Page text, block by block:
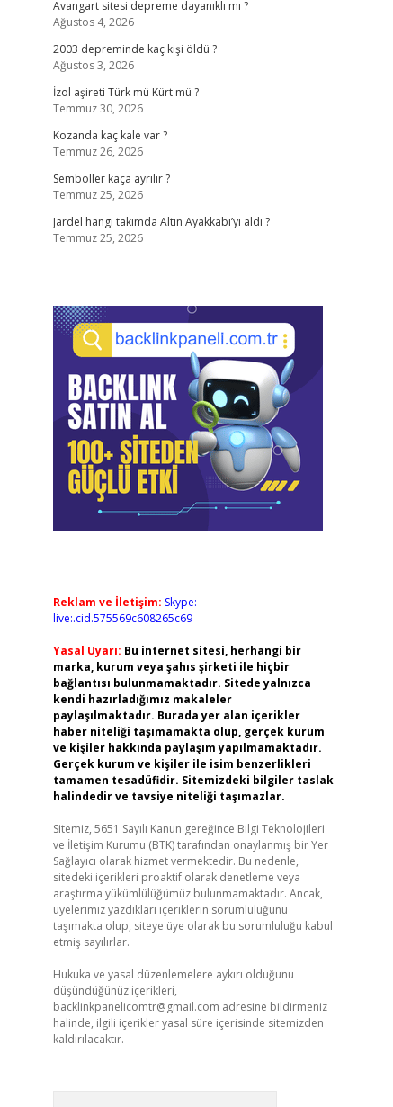
Avangart sitesi depreme dayanıklı mı ?
Ağustos 4, 2026
2003 depreminde kaç kişi öldü ?
Ağustos 3, 2026
İzol aşireti Türk mü Kürt mü ?
Temmuz 30, 2026
Kozanda kaç kale var ?
Temmuz 26, 2026
Semboller kaça ayrılır ?
Temmuz 25, 2026
Jardel hangi takımda Altın Ayakkabı’yı aldı ?
Temmuz 25, 2026
Reklam ve İletişim: Skype:
live:.cid.575569c608265c69
Yasal Uyarı: Bu internet sitesi, herhangi bir
marka, kurum veya şahıs şirketi ile hiçbir
bağlantısı bulunmamaktadır. Sitede yalnızca
kendi hazırladığımız makaleler
paylaşılmaktadır. Burada yer alan içerikler
haber niteliği taşımamakta olup, gerçek kurum
ve kişiler hakkında paylaşım yapılmamaktadır.
Gerçek kurum ve kişiler ile isim benzerlikleri
tamamen tesadüfidir. Sitemizdeki bilgiler taslak
halindedir ve tavsiye niteliği taşımazlar.
Sitemiz, 5651 Sayılı Kanun gereğince Bilgi Teknolojileri
ve İletişim Kurumu (BTK) tarafından onaylanmış bir Yer
Sağlayıcı olarak hizmet vermektedir. Bu nedenle,
sitedeki içerikleri proaktif olarak denetleme veya
araştırma yükümlülüğümüz bulunmamaktadır. Ancak,
üyelerimiz yazdıkları içeriklerin sorumluluğunu
taşımakta olup, siteye üye olarak bu sorumluluğu kabul
etmiş sayılırlar.
Hukuka ve yasal düzenlemelere aykırı olduğunu
düşündüğünüz içerikleri,
backlinkpanelicomtr@gmail.com adresine bildirmeniz
halinde, ilgili içerikler yasal süre içerisinde sitemizden
kaldırılacaktır.